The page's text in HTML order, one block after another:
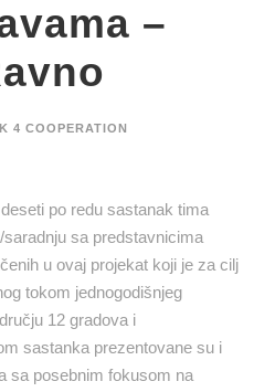
–
4 COOPERATION
po redu sastanak tima
sa predstavnicima
u ovaj projekat koji je za cilj
tokom jednogodišnjeg
12 gradova i
sastanka prezentovane su i
sa posebnim fokusom na